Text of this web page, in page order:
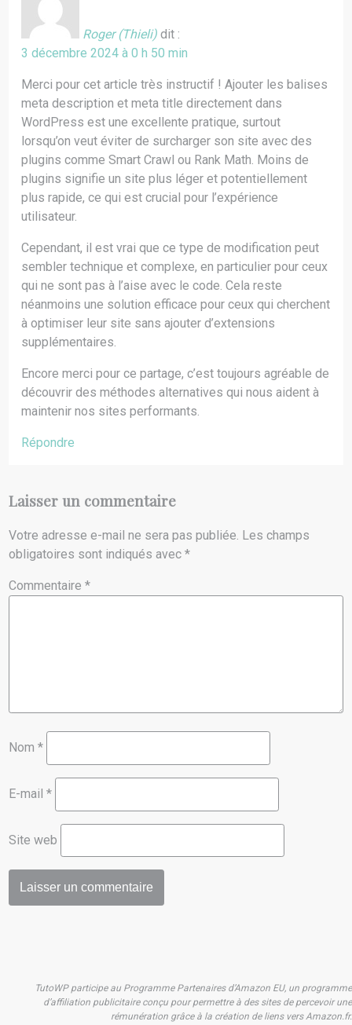
Roger (Thieli) dit :
3 décembre 2024 à 0 h 50 min
Merci pour cet article très instructif ! Ajouter les balises
meta description et meta title directement dans
WordPress est une excellente pratique, surtout
lorsqu’on veut éviter de surcharger son site avec des
plugins comme Smart Crawl ou Rank Math. Moins de
plugins signifie un site plus léger et potentiellement
plus rapide, ce qui est crucial pour l’expérience
utilisateur.
Cependant, il est vrai que ce type de modification peut
sembler technique et complexe, en particulier pour ceux
qui ne sont pas à l’aise avec le code. Cela reste
néanmoins une solution efficace pour ceux qui cherchent
à optimiser leur site sans ajouter d’extensions
supplémentaires.
Encore merci pour ce partage, c’est toujours agréable de
découvrir des méthodes alternatives qui nous aident à
maintenir nos sites performants.
Répondre
Laisser un commentaire
Votre adresse e-mail ne sera pas publiée. Les champs
obligatoires sont indiqués avec*
Commentaire*
Nom*
E-mail*
Site web
TutoWP participe au Programme Partenaires d’Amazon EU, un programme
d’affiliation publicitaire conçu pour permettre à des sites de percevoir une
rémunération grâce à la création de liens vers Amazon.fr.